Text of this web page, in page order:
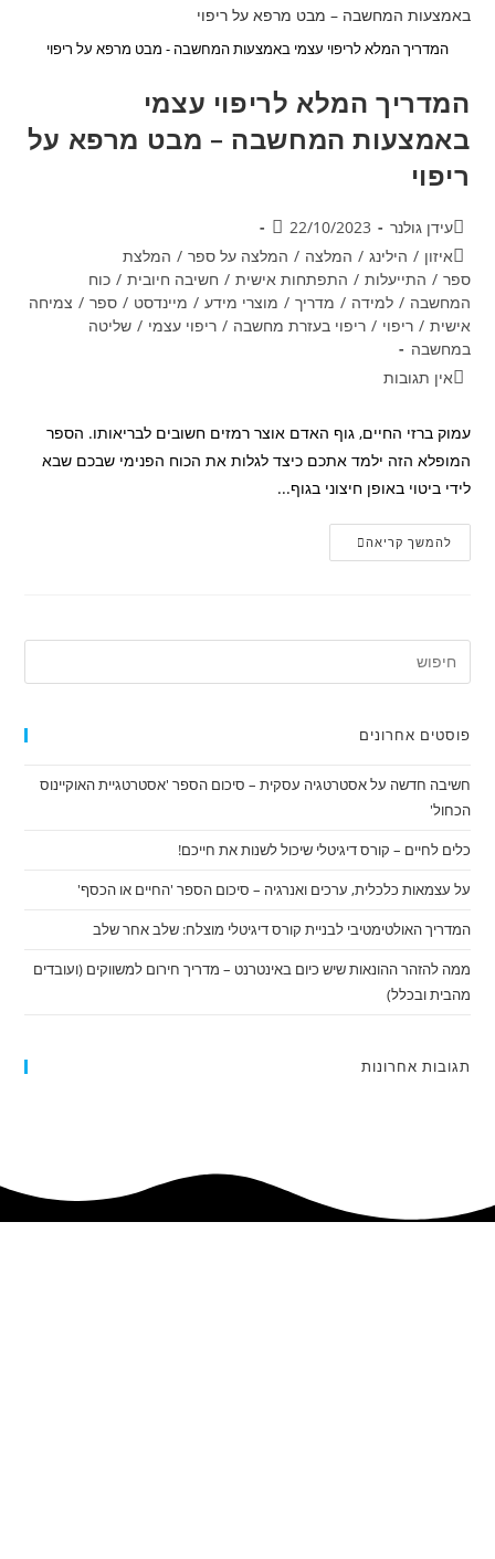
המדריך המלא לריפוי עצמי באמצעות המחשבה - מבט מרפא על ריפוי
המדריך המלא לריפוי עצמי
באמצעות המחשבה – מבט מרפא על
ריפוי
מחבר:
עידן גולנר פורסם:
22/10/2023
קטגוריה:
איזון / הילינג / המלצה / המלצה על ספר / המלצת
ספר / התייעלות / התפתחות אישית / חשיבה חיובית / כוח
המחשבה / למידה / מדריך / מוצרי מידע / מיינדסט / ספר / צמיחה
אישית / ריפוי / ריפוי בעזרת מחשבה / ריפוי עצמי / שליטה
במחשבה
תגובות:
אין תגובות
עמוק ברזי החיים, גוף האדם אוצר רמזים חשובים לבריאותו. הספר
המופלא הזה ילמד אתכם כיצד לגלות את הכוח הפנימי שבכם שבא
לידי ביטוי באופן חיצוני בגוף...
להמשך קריאההמדריך
המלא
על
פוסטים אחרונים
חשיבה חדשה על אסטרטגיה עסקית – סיכום הספר 'אסטרטגיית האוקיינוס
הכחול'
כלים לחיים – קורס דיגיטלי שיכול לשנות את חייכם!
על עצמאות כלכלית, ערכים ואנרגיה – סיכום הספר 'החיים או הכסף'
המדריך האולטימטיבי לבניית קורס דיגיטלי מוצלח: שלב אחר שלב
ממה להזהר ההונאות שיש כיום באינטרנט – מדריך חירום למשווקים (ועובדים
מהבית ובכלל)
תגובות אחרונות